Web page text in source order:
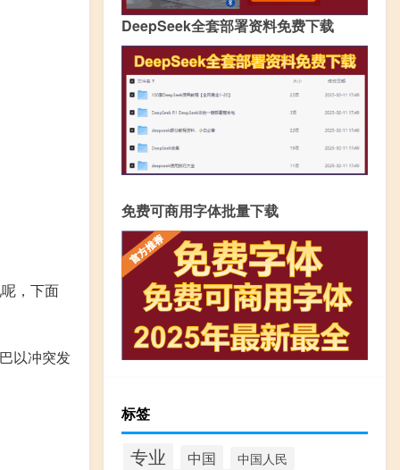
，下面
以冲突发
DeepSeek全套部署资料免费下载
免费可商用字体批量下载
标签
专业 中国 中国人民